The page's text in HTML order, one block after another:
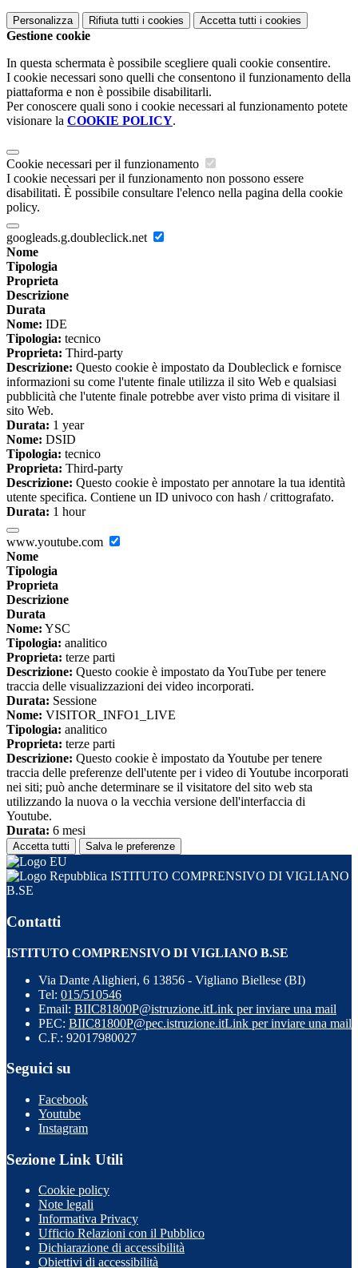
Personalizza Rifiuta tutti i cookies Accetta tutti i cookies
Gestione cookie
In questa schermata è possibile scegliere quali cookie consentire.
I cookie necessari sono quelli che consentono il funzionamento della
piattaforma e non è possibile disabilitarli.
Per conoscere quali sono i cookie necessari al funzionamento potete
visionare la COOKIE POLICY.
Cookie necessari per il funzionamento
I cookie necessari per il funzionamento non possono essere
disabilitati. È possibile consultare l'elenco nella pagina della cookie
policy.
googleads.g.doubleclick.net
Nome
Tipologia
Proprieta
Descrizione
Durata
Nome: IDE
Tipologia: tecnico
Proprieta: Third-party
Descrizione: Questo cookie è impostato da Doubleclick e fornisce
informazioni su come l'utente finale utilizza il sito Web e qualsiasi
pubblicità che l'utente finale potrebbe aver visto prima di visitare il
sito Web.
Durata: 1 year
Nome: DSID
Tipologia: tecnico
Proprieta: Third-party
Descrizione: Questo cookie è impostato per annotare la tua identità
utente specifica. Contiene un ID univoco con hash / crittografato.
Durata: 1 hour
www.youtube.com
Nome
Tipologia
Proprieta
Descrizione
Durata
Nome: YSC
Tipologia: analitico
Proprieta: terze parti
Descrizione: Questo cookie è impostato da YouTube per tenere
traccia delle visualizzazioni dei video incorporati.
Durata: Sessione
Nome: VISITOR_INFO1_LIVE
Tipologia: analitico
Proprieta: terze parti
Descrizione: Questo cookie è impostato da Youtube per tenere
traccia delle preferenze dell'utente per i video di Youtube incorporati
nei siti; può anche determinare se il visitatore del sito web sta
utilizzando la nuova o la vecchia versione dell'interfaccia di
Youtube.
Durata: 6 mesi
Accetta tutti Salva le preferenze
ISTITUTO COMPRENSIVO DI VIGLIANO
B.SE
Contatti
ISTITUTO COMPRENSIVO DI VIGLIANO B.SE
Via Dante Alighieri, 6 13856 - Vigliano Biellese (BI)
Tel: 015/510546
Email: BIIC81800P@istruzione.itLink per inviare una mail
PEC: BIIC81800P@pec.istruzione.itLink per inviare una mail
C.F.: 92017980027
Seguici su
Facebook
Youtube
Instagram
Sezione Link Utili
Cookie policy
Note legali
Informativa Privacy
Ufficio Relazioni con il Pubblico
Dichiarazione di accessibilità
Obiettivi di accessibilità